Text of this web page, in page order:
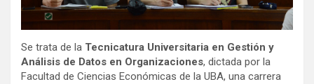
Se trata de la Tecnicatura Universitaria en Gestión y
Análisis de Datos en Organizaciones, dictada por la
Facultad de Ciencias Económicas de la UBA, una carrera